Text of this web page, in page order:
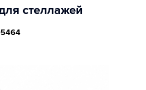
стеллажей